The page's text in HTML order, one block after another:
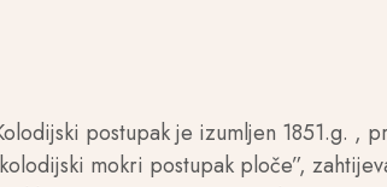
postupak je izumljen 1851.g. ,
mokri postupak ploče”,